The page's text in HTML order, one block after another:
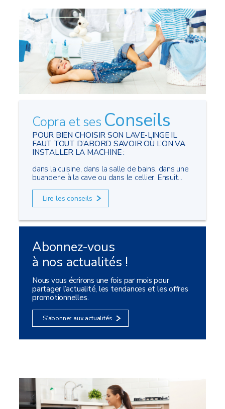
Copra et ses Conseils
POUR BIEN CHOISIR SON LAVE-LINGE IL
FAUT TOUT D’ABORD SAVOIR OÙ L’ON VA
INSTALLER LA MACHINE :
dans la cuisine, dans la salle de bains, dans une
buanderie à la cave ou dans le cellier. Ensuit...
Lire les conseils
Abonnez-vous
à nos actualités !
Nous vous écrirons une fois par mois pour
partager l’actualité, les tendances et les offres
promotionnelles.
S’abonner aux actualités